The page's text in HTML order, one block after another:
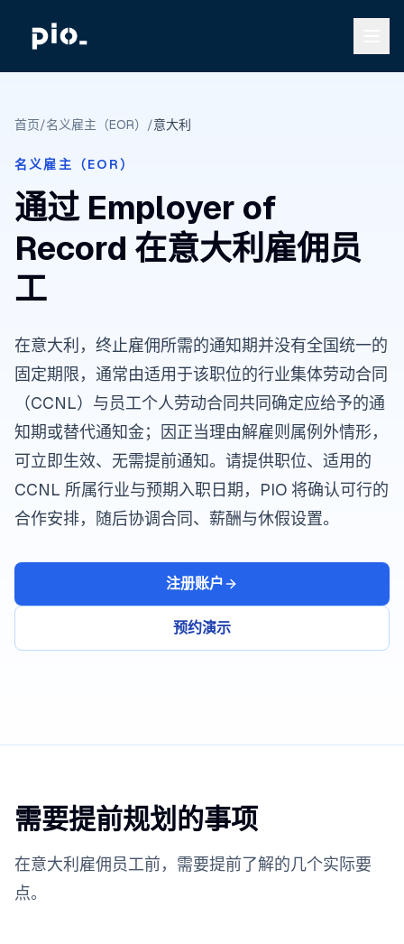
首页/名义雇主（EOR） /意大利
名义雇主（EOR）
通过 Employer of
Record 在意大利雇佣员
工
在意大利，终止雇佣所需的通知期并没有全国统一的
固定期限，通常由适用于该职位的行业集体劳动合同
（CCNL）与员工个人劳动合同共同确定应给予的通
知期或替代通知金；因正当理由解雇则属例外情形，
可立即生效、无需提前通知。请提供职位、适用的
CCNL 所属行业与预期入职日期，PIO 将确认可行的
合作安排，随后协调合同、薪酬与休假设置。
注册账户
预约演示
需要提前规划的事项
在意大利雇佣员工前，需要提前了解的几个实际要
点。